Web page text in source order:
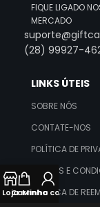
FIQUE LIGADO
MERCADO
(28) 99927-
LINKS ÚTEIS
SOBRE NÓS
CONTATE-NOS
POLÍTICA DE
TERMOS E
POLÍTICA DE
LojaCarrinho
Minha conta